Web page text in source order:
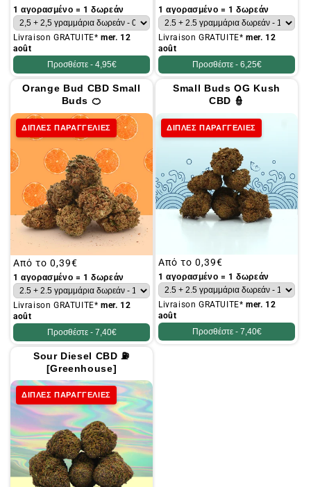
τιμή
1 αγορασμένο = 1 δωρεάν
Livraison GRATUITE* mer. 12
août
Προσθέστε - 4,95€
τιμή
1 αγορασμένο = 1 δωρεάν
Livraison GRATUITE* mer. 12
août
Προσθέστε - 6,25€
Orange Bud CBD Small
Buds 🍊
ΔΙΠΛΕΣ ΠΑΡΑΓΓΕΛΙΕΣ
Συνήθης
τιμή
Από το 0,39€
1 αγορασμένο = 1 δωρεάν
Livraison GRATUITE* mer. 12
août
Προσθέστε - 7,40€
Small Buds OG Kush
CBD 👮
ΔΙΠΛΕΣ ΠΑΡΑΓΓΕΛΙΕΣ
Συνήθης
τιμή
Από το 0,39€
1 αγορασμένο = 1 δωρεάν
Livraison GRATUITE* mer. 12
août
Προσθέστε - 7,40€
Sour Diesel CBD ⛽
[Greenhouse]
ΔΙΠΛΕΣ ΠΑΡΑΓΓΕΛΙΕΣ